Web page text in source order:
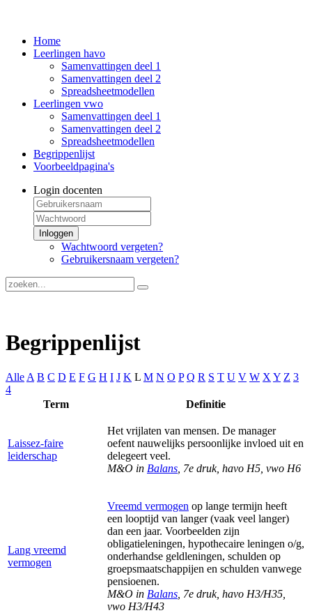
Home
Leerlingen havo
Samenvattingen deel 1
Samenvattingen deel 2
Spreadsheetmodellen
Leerlingen vwo
Samenvattingen deel 1
Samenvattingen deel 2
Spreadsheetmodellen
Begrippenlijst
Voorbeeldpagina's
Login docenten
Inloggen
Wachtwoord vergeten?
Gebruikersnaam vergeten?
Begrippenlijst
Alle A B C D E F G H I J K L M N O P Q R S T U V W X Y Z 3
4
Term
Definitie
Laissez-faire
leiderschap
Het vrijlaten van mensen. De manager
oefent nauwelijks persoonlijke invloed uit en
delegeert veel.
M&O in Balans , 7e druk, havo H5, vwo H6
Lang vreemd
vermogen
Vreemd vermogen op lange termijn heeft
een looptijd van langer (vaak veel langer)
dan een jaar. Voorbeelden zijn
obligatieleningen, hypothecaire leningen o/g,
onderhandse geldleningen, schulden op
groepsmaatschappijen en schulden vanwege
pensioenen.
M&O in Balans , 7e druk, havo H3/H35,
vwo H3/H43